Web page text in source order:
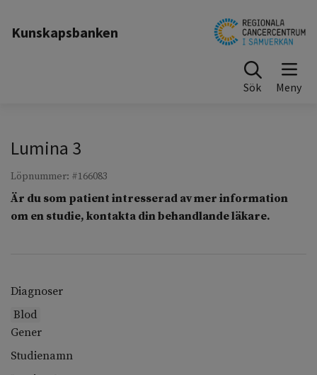
Kunskapsbanken
Sök
Lumina 3
Löpnummer: #166083
Är du som patient intresserad av mer information
om en studie, kontakta din behandlande läkare.
Diagnoser
Blod
Gener
Studienamn